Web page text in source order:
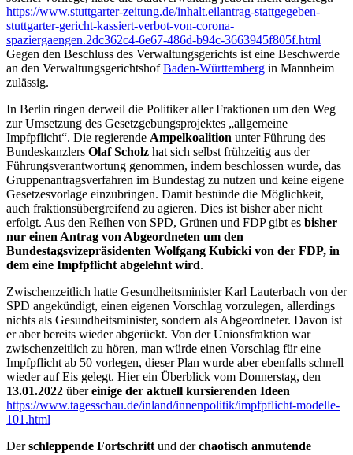
https://www.stuttgarter-zeitung.de/inhalt.eilantrag-stattgegeben-
stuttgarter-gericht-kassiert-verbot-von-corona-
spaziergaengen.2dc362c4-6e67-486d-b94c-3663945f805f.html
Gegen den Beschluss des Verwaltungsgerichts ist eine Beschwerde
an den VerwaltungsgerichtshofBaden-Württemberg in Mannheim
zulässig.
In Berlin ringen derweil die Politiker aller Fraktionen um den Weg
zur Umsetzung des Gesetzgebungsprojektes „allgemeine
Impfpflicht“. Die regierende Ampelkoalition unter Führung des
Bundeskanzlers Olaf Scholz hat sich selbst frühzeitig aus der
Führungsverantwortung genommen, indem beschlossen wurde, das
Gruppenantragsverfahren im Bundestag zu nutzen und keine eigene
Gesetzesvorlage einzubringen. Damit bestünde die Möglichkeit,
auch fraktionsübergreifend zu agieren. Dies ist bisher aber nicht
erfolgt. Aus den Reihen von SPD, Grünen und FDP gibt es bisher
nur einen Antrag von Abgeordneten um den
Bundestagsvizepräsidenten Wolfgang Kubicki von der FDP, in
dem eine Impfpflicht abgelehnt wird.
Zwischenzeitlich hatte Gesundheitsminister Karl Lauterbach von der
SPD angekündigt, einen eigenen Vorschlag vorzulegen, allerdings
nichts als Gesundheitsminister, sondern als Abgeordneter. Davon ist
er aber bereits wieder abgerückt. Von der Unionsfraktion war
zwischenzeitlich zu hören, man würde einen Vorschlag für eine
Impfpflicht ab 50 vorlegen, dieser Plan wurde aber ebenfalls schnell
wieder auf Eis gelegt. Hier ein Überblick vom Donnerstag, den
13.01.2022 übereinige der aktuell kursierenden Ideen
https://www.tagesschau.de/inland/innenpolitik/impfpflicht-modelle-
101.html
Derschleppende Fortschritt und derchaotisch anmutende